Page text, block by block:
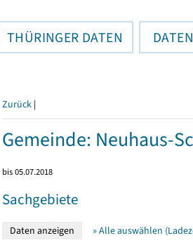
THÜRINGER DATEN
Zurück |
Gemeinde: Neuhaus-
bis 05.07.2018
Sachgebiete
» Alle auswählen